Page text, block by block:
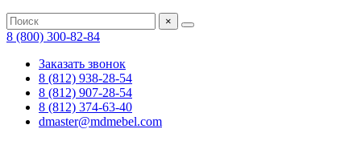
×
8 (800) 300-82-84
Заказать звонок
8 (812) 938-28-54
8 (812) 907-28-54
8 (812) 374-63-40
dmaster@mdmebel.com